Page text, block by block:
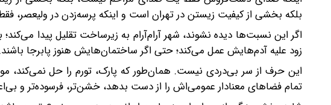
بلکه بخشی از کیفیت زیستن در تهران است و اینکه پرسه‌زدن در
اگر این نسبت‌ها دیده نشوند، شهر آرام‌آرام به زیرساخت تقلیل پیدا
زود علیه آدم‌هایش عمل می‌کند؛ حتی اگر ساختمان‌هایش هنوز پابرجا باشند.
این حرف از سر بی‌دردی نیست. همان‌طور که پارک، تورم را حل نمی‌کند،
تمام فضاهای معنادار عمومی‌اش را از دست بدهد، خشن‌تر، فرسوده‌تر و